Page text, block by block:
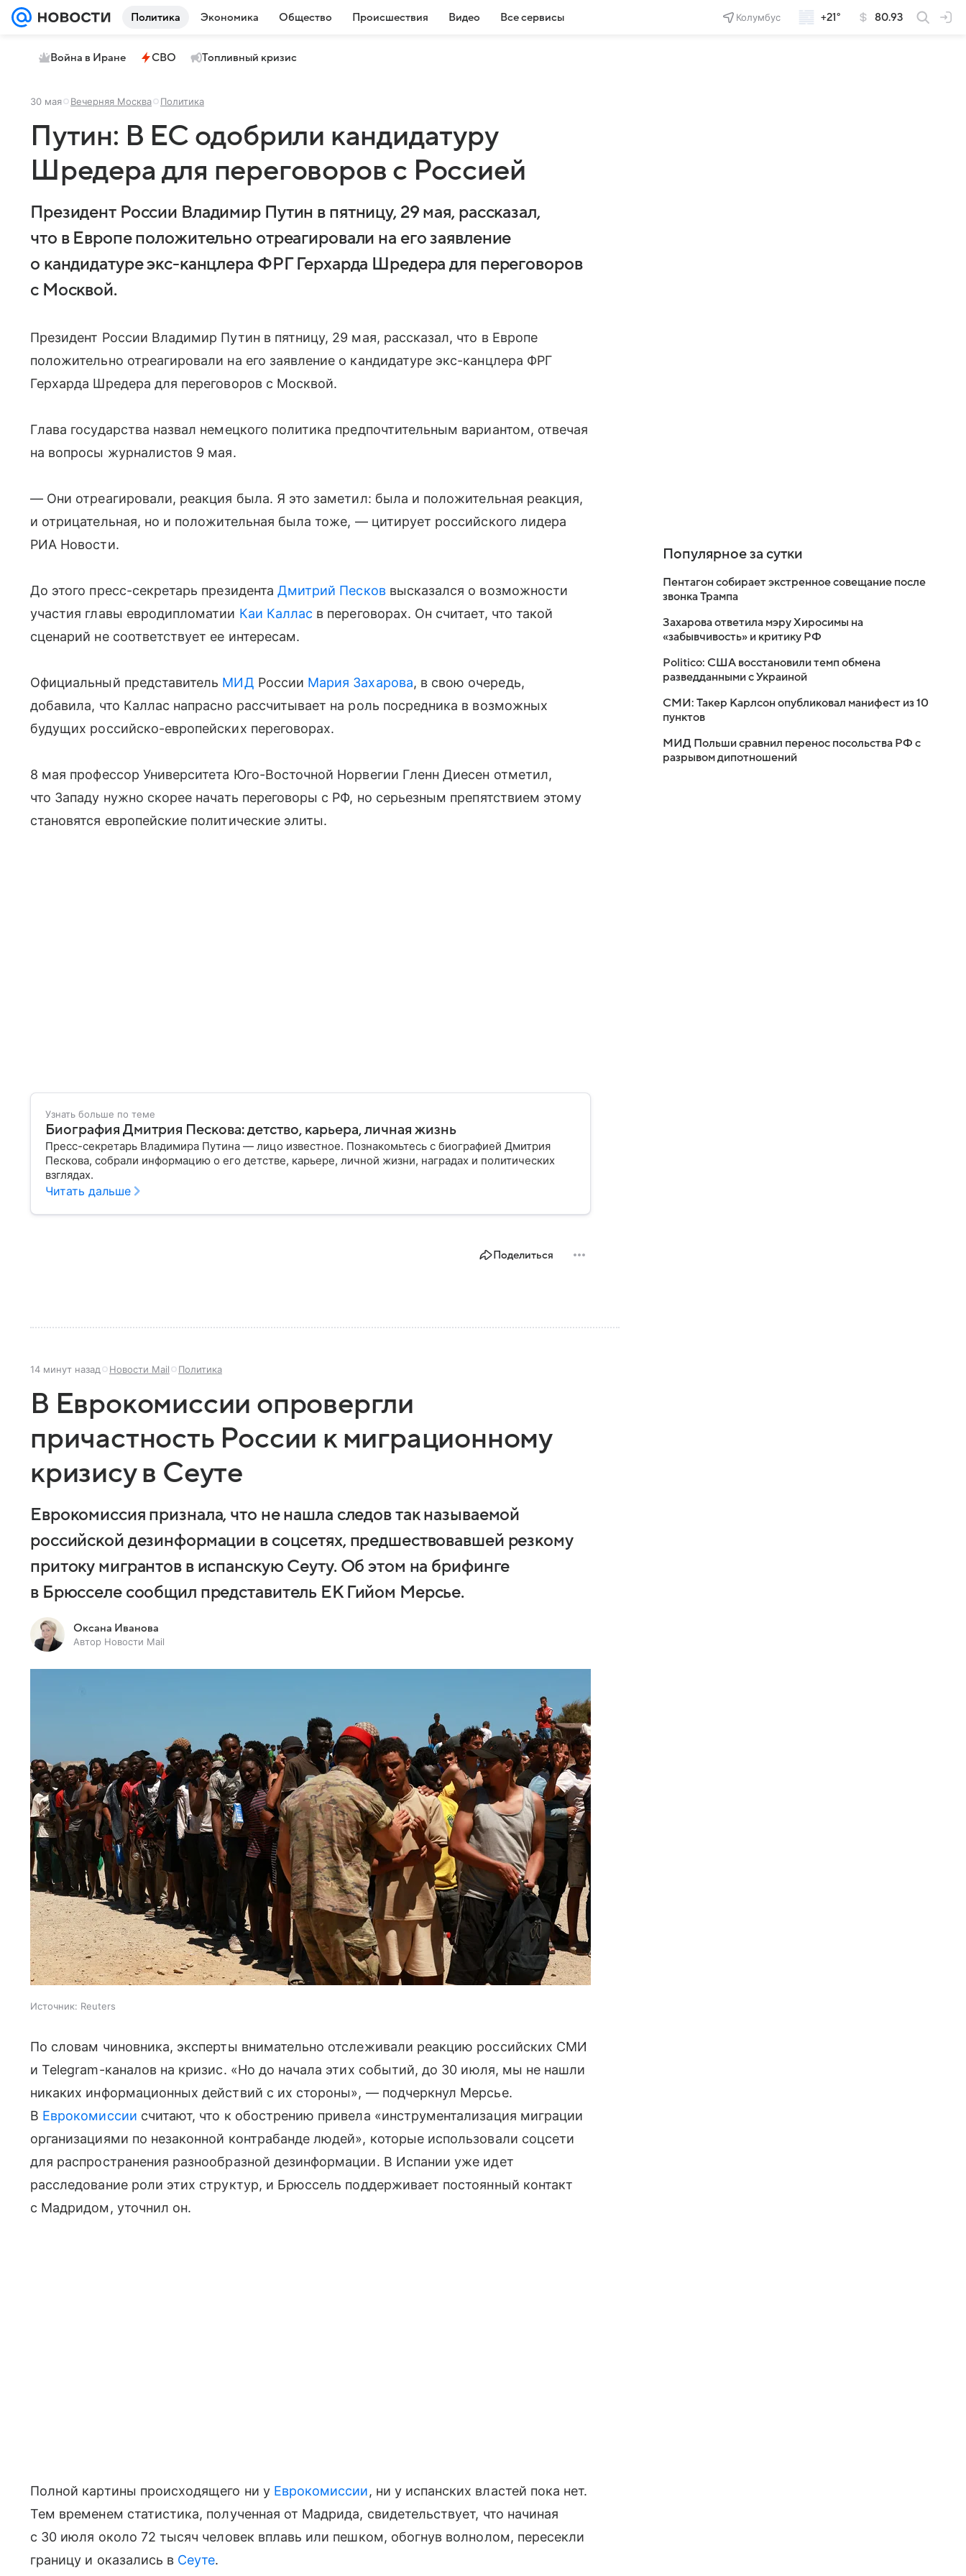
Политика Экономика Общество Происшествия Видео Все сервисы Колумбус +21° 80.93
Война в Иране СВО Топливный кризис
30 мая Вечерняя Москва Политика
Путин: В ЕС одобрили кандидатуру
Шредера для переговоров с Россией
Президент России Владимир Путин в пятницу, 29 мая, рассказал,
что в Европе положительно отреагировали на его заявление
о кандидатуре экс-канцлера ФРГ Герхарда Шредера для переговоров
с Москвой.
Президент России Владимир Путин в пятницу, 29 мая, рассказал, что в Европе
положительно отреагировали на его заявление о кандидатуре экс-канцлера ФРГ
Герхарда Шредера для переговоров с Москвой.
Глава государства назвал немецкого политика предпочтительным вариантом, отвечая
на вопросы журналистов 9 мая.
— Они отреагировали, реакция была. Я это заметил: была и положительная реакция,
и отрицательная, но и положительная была тоже, — цитирует российского лидера
РИА Новости.
До этого пресс-секретарь президента Дмитрий Песковвысказался о возможности
участия главы евродипломатии Каи Каллас в переговорах. Он считает, что такой
сценарий не соответствует ее интересам.
Официальный представитель МИД России Мария Захарова, в свою очередь,
добавила, что Каллас напрасно рассчитывает на роль посредника в возможных
будущих российско-европейских переговорах.
8 мая профессор Университета Юго-Восточной Норвегии Гленн Диесен отметил,
что Западу нужно скорее начать переговоры с РФ, но серьезным препятствием этому
становятся европейские политические элиты.
Узнать больше по теме
Биография Дмитрия Пескова: детство, карьера, личная жизнь
Пресс-секретарь Владимира Путина — лицо известное. Познакомьтесь с биографией Дмитрия
Пескова, собрали информацию о его детстве, карьере, личной жизни, наградах и политических
взглядах.
Читать дальше
Поделиться
14 минут назад Новости Mail Политика
В Еврокомиссии опровергли
причастность России к миграционному
кризису в Сеуте
Еврокомиссия признала, что не нашла следов так называемой
российской дезинформации в соцсетях, предшествовавшей резкому
притоку мигрантов в испанскую Сеуту. Об этом на брифинге
в Брюсселе сообщил представитель ЕК Гийом Мерсье.
Оксана Иванова
Автор Новости Mail
Источник: Reuters
По словам чиновника, эксперты внимательно отслеживали реакцию российских СМИ
и Telegram-каналов на кризис. «Но до начала этих событий, до 30 июля, мы не нашли
никаких информационных действий с их стороны», — подчеркнул Мерсье.
В Еврокомиссии считают, что к обострению привела «инструментализация миграции
организациями по незаконной контрабанде людей», которые использовали соцсети
для распространения разнообразной дезинформации. В Испании уже идет
расследование роли этих структур, и Брюссель поддерживает постоянный контакт
с Мадридом, уточнил он.
Полной картины происходящего ни у Еврокомиссии, ни у испанских властей пока нет.
Тем временем статистика, полученная от Мадрида, свидетельствует, что начиная
с 30 июля около 72 тысяч человек вплавь или пешком, обогнув волнолом, пересекли
границу и оказались в Сеуте.
Популярное за сутки
Пентагон собирает экстренное совещание после
звонка Трампа
Захарова ответила мэру Хиросимы на
«забывчивость» и критику РФ
Politico: США восстановили темп обмена
разведданными с Украиной
СМИ: Такер Карлсон опубликовал манифест из 10
пунктов
МИД Польши сравнил перенос посольства РФ с
разрывом дипотношений